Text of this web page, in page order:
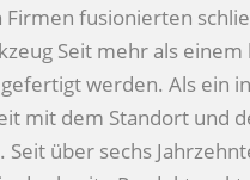
fusionierten
Seit mehr als
werden. Als ein
mit dem Standort und
über sechs